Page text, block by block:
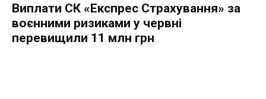
Виплати СК «Експрес Страхування» за
воєнними ризиками у червні
перевищили 11 млн грн